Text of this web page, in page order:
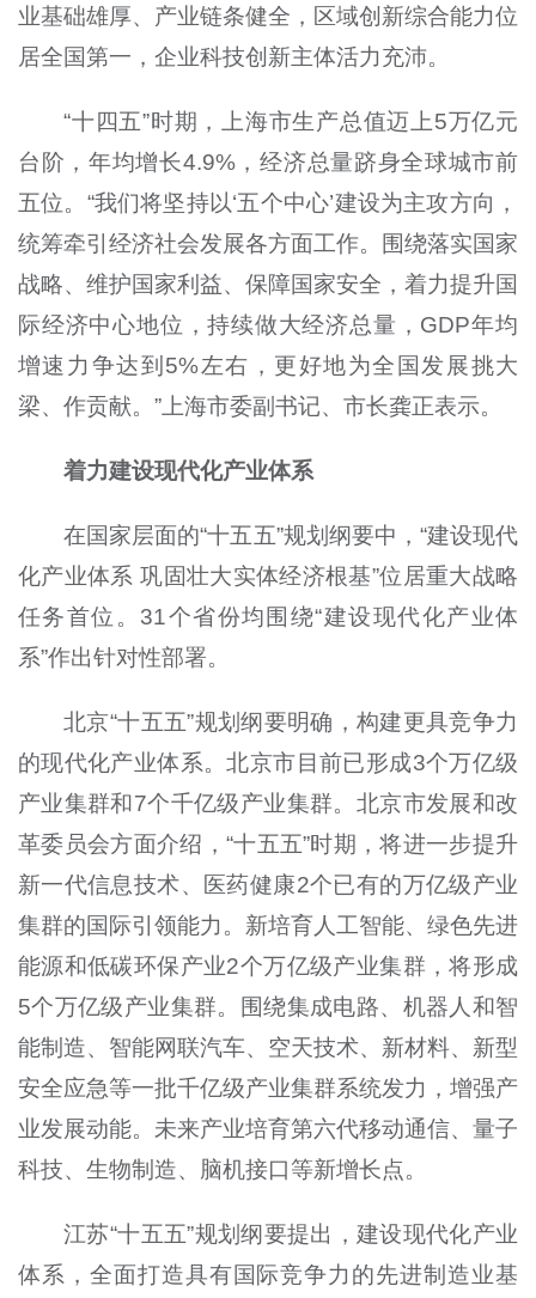
业基础雄厚、产业链条健全，区域创新综合能力位
居全国第一，企业科技创新主体活力充沛。
“十四五”时期，上海市生产总值迈上5万亿元
台阶，年均增长4.9%，经济总量跻身全球城市前
五位。“我们将坚持以‘五个中心’建设为主攻方向，
统筹牵引经济社会发展各方面工作。围绕落实国家
战略、维护国家利益、保障国家安全，着力提升国
际经济中心地位，持续做大经济总量，GDP年均
增速力争达到5%左右，更好地为全国发展挑大
梁、作贡献。”上海市委副书记、市长龚正表示。
着力建设现代化产业体系
在国家层面的“十五五”规划纲要中，“建设现代
化产业体系 巩固壮大实体经济根基”位居重大战略
任务首位。31个省份均围绕“建设现代化产业体
系”作出针对性部署。
北京“十五五”规划纲要明确，构建更具竞争力
的现代化产业体系。北京市目前已形成3个万亿级
产业集群和7个千亿级产业集群。北京市发展和改
革委员会方面介绍，“十五五”时期，将进一步提升
新一代信息技术、医药健康2个已有的万亿级产业
集群的国际引领能力。新培育人工智能、绿色先进
能源和低碳环保产业2个万亿级产业集群，将形成
5个万亿级产业集群。围绕集成电路、机器人和智
能制造、智能网联汽车、空天技术、新材料、新型
安全应急等一批千亿级产业集群系统发力，增强产
业发展动能。未来产业培育第六代移动通信、量子
科技、生物制造、脑机接口等新增长点。
江苏“十五五”规划纲要提出，建设现代化产业
体系，全面打造具有国际竞争力的先进制造业基